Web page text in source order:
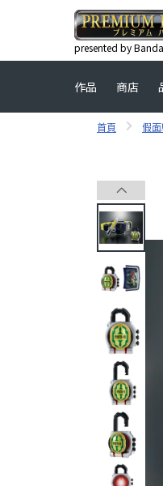
presented by
作品 商店
首頁 假